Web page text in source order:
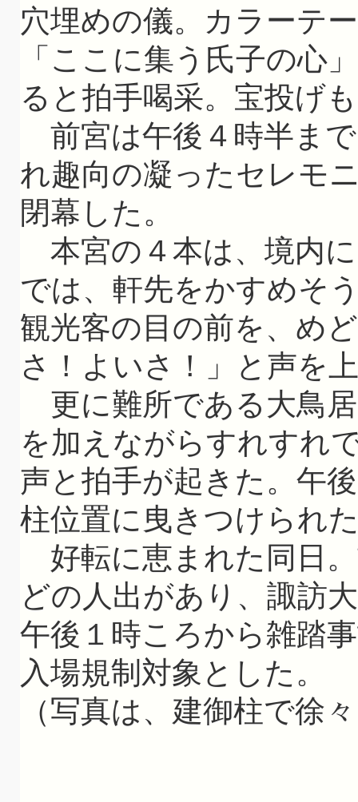
穴埋めの儀。カラーテ
「ここに集う氏子の心
ると拍手喝采。宝投げ
前宮は午後４時半ま
れ趣向の凝ったセレモ
閉幕した。
本宮の４本は、境内
では、軒先をかすめそ
観光客の目の前を、め
さ！よいさ！」と声を
更に難所である大鳥
を加えながらすれすれ
声と拍手が起きた。午
柱位置に曳きつけられ
好転に恵まれた同日
どの人出があり、諏訪
午後１時ころから雑踏
入場規制対象とした。
（写真は、建御柱で徐